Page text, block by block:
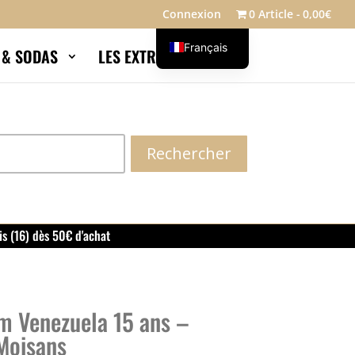
Connexion 0 Article 0,00€
SODAS LES EXTRAS Blog
Rechercher
(16) dès 50€ d'achat
Venezuela 15 ans –
Français
English